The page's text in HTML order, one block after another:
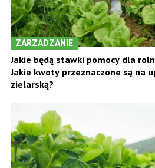
ZARZADZANIE
Jakie będą stawki pomocy dla
Jakie kwoty przeznaczone są na
zielarską?